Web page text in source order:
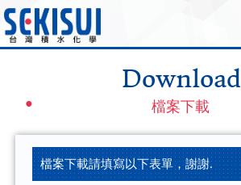
Download
檔案下載
檔案下載請填寫以下表單，謝謝.